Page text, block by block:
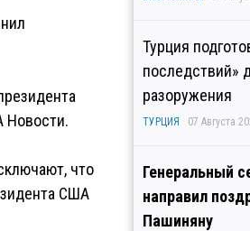
Новости.
что
США
Турция
последствий»
разоружения
ТУРЦИЯ 07 Августа
Генеральный
направил
Пашиняну